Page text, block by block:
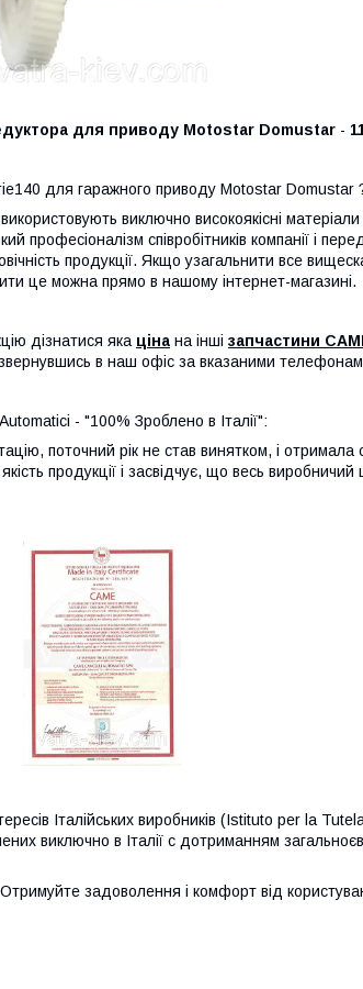
для приводу Motostar Domustar -
для гаражного приводу Motostar Domustar
виключно високоякісні матеріали
професіоналізм співробітників компанії і
продукції. Якщо узагальнити все
це можна прямо в нашому інтернет-магазині.
дізнатися яка ціна на інші запчастини
в наш офіс за вказаними
- "100% Зроблено в Італії":
поточний рік не став винятком, і отримала
продукції і засвідчує, що весь виробничий
Італійських виробників (Istituto per la
виключно в Італії c дотриманням
задоволення і комфорт від